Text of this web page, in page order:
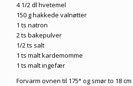
4 1/2 dl hvetemel
150 g hakkede valnøtter
1 ts natron
2 ts bakepulver
1/2 ts salt
1 ts malt kardemomme
1 ts malt ingefær
Forvarm ovnen til 175° og smør to 18